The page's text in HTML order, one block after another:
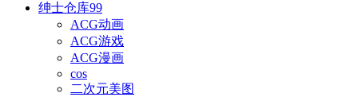
绅士仓库99
ACG动画
ACG游戏
ACG漫画
cos
二次元美图